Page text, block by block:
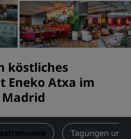
köstliches
Eneko Atxa im
Madrid
Tagungen und